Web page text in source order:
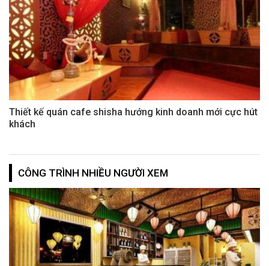
Thiết kế quán cafe shisha hướng kinh doanh mới cực hút
khách
CÔNG TRÌNH NHIỀU NGƯỜI XEM